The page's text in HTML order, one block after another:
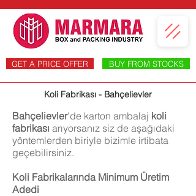
GET A PRICE OFFER BUY FROM STOCKS
Koli Fabrikası - Bahçelievler
Bahçelievler'de karton ambalaj koli
fabrikası arıyorsanız siz de aşağıdaki
yöntemlerden biriyle bizimle irtibata
geçebilirsiniz.
Koli Fabrikalarında Minimum Üretim
Adedi